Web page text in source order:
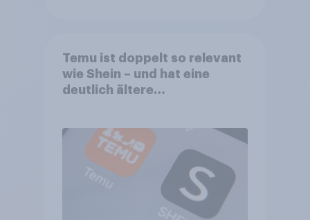
Temu ist doppelt so relevant
wie Shein – und hat eine
deutlich ältere